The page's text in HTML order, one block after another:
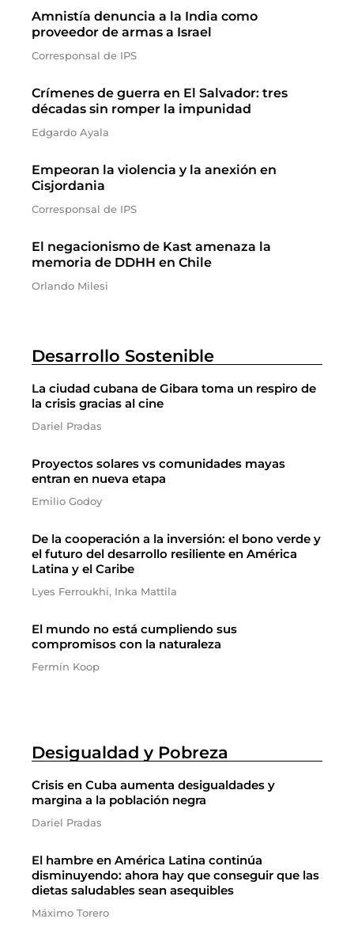
Amnistía denuncia a la India como
proveedor de armas a Israel
Corresponsal de IPS
Crímenes de guerra en El Salvador: tres
décadas sin romper la impunidad
Edgardo Ayala
Empeoran la violencia y la anexión en
Cisjordania
Corresponsal de IPS
El negacionismo de Kast amenaza la
memoria de DDHH en Chile
Orlando Milesi
Desarrollo Sostenible
La ciudad cubana de Gibara toma un respiro de
la crisis gracias al cine
Dariel Pradas
Proyectos solares vs comunidades mayas
entran en nueva etapa
Emilio Godoy
De la cooperación a la inversión: el bono verde y
el futuro del desarrollo resiliente en América
Latina y el Caribe
Lyes Ferroukhi, Inka Mattila
El mundo no está cumpliendo sus
compromisos con la naturaleza
Fermín Koop
Desigualdad y Pobreza
Crisis en Cuba aumenta desigualdades y
margina a la población negra
Dariel Pradas
El hambre en América Latina continúa
disminuyendo: ahora hay que conseguir que las
dietas saludables sean asequibles
Máximo Torero